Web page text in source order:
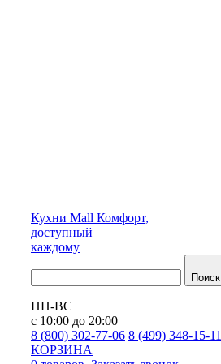
Кухни Mall Комфорт,
доступный
каждому
Поиск
ПН-ВС
с 10:00 до 20:00
8 (800) 302-77-06 8 (499) 348-15-11
КОРЗИНА